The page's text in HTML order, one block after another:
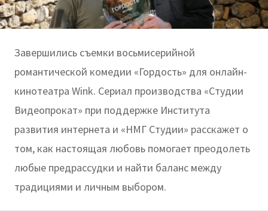
Завершились съемки восьмисерийной
романтической комедии «Гордость» для онлайн-
кинотеатра Wink. Сериал производства «Студии
Видеопрокат» при поддержке Института
развития интернета и «НМГ Студии» расскажет о
том, как настоящая любовь помогает преодолеть
любые предрассудки и найти баланс между
традициями и личным выбором.